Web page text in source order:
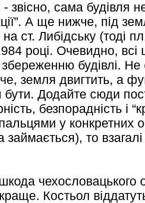
- звісно, сама будівля
А ще нижче, під
ст. Либідську (тоді
році. Очевидно, всі
будівлі. Не
земля двигтить, а
бути. Додайте сюди
безпорадність і
у конкретних
займається), то
краще. Костьол